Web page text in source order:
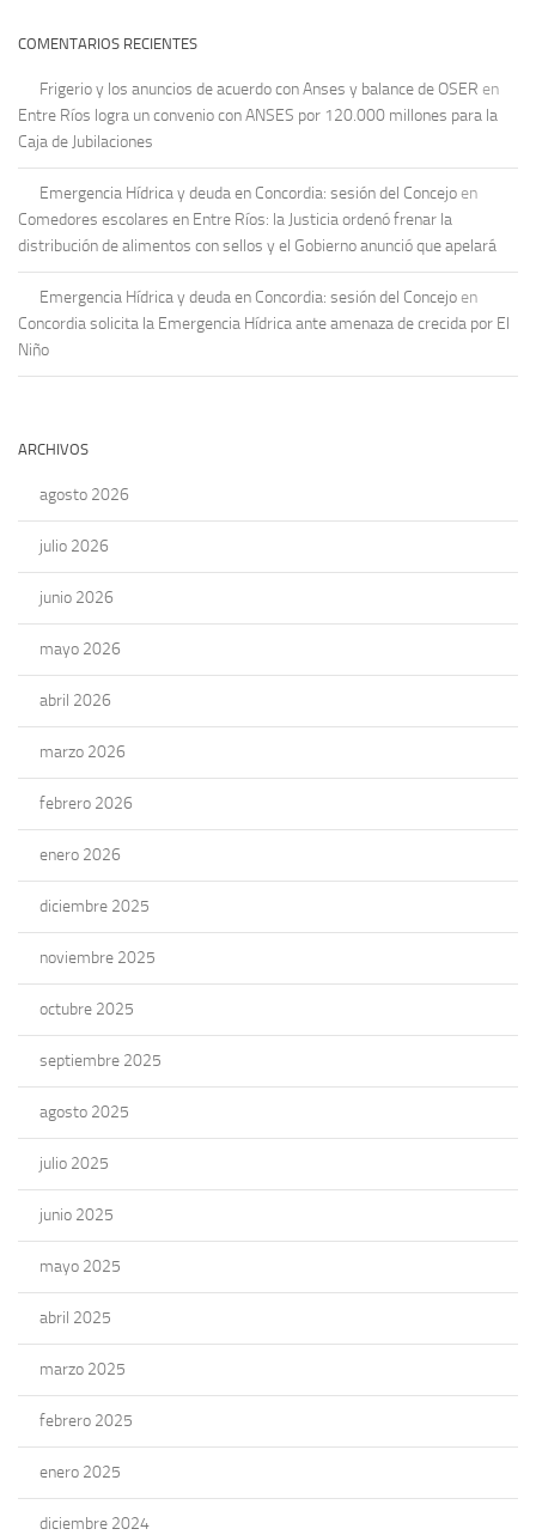
COMENTARIOS RECIENTES
Frigerio y los anuncios de acuerdo con Anses y balance de OSER en
Entre Ríos logra un convenio con ANSES por 120.000 millones para la
Caja de Jubilaciones
Emergencia Hídrica y deuda en Concordia: sesión del Concejo en
Comedores escolares en Entre Ríos: la Justicia ordenó frenar la
distribución de alimentos con sellos y el Gobierno anunció que apelará
Emergencia Hídrica y deuda en Concordia: sesión del Concejo en
Concordia solicita la Emergencia Hídrica ante amenaza de crecida por El
Niño
ARCHIVOS
agosto 2026
julio 2026
junio 2026
mayo 2026
abril 2026
marzo 2026
febrero 2026
enero 2026
diciembre 2025
noviembre 2025
octubre 2025
septiembre 2025
agosto 2025
julio 2025
junio 2025
mayo 2025
abril 2025
marzo 2025
febrero 2025
enero 2025
diciembre 2024